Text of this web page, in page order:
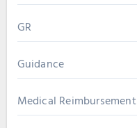
GR
Guidance
Medical Reimbursement